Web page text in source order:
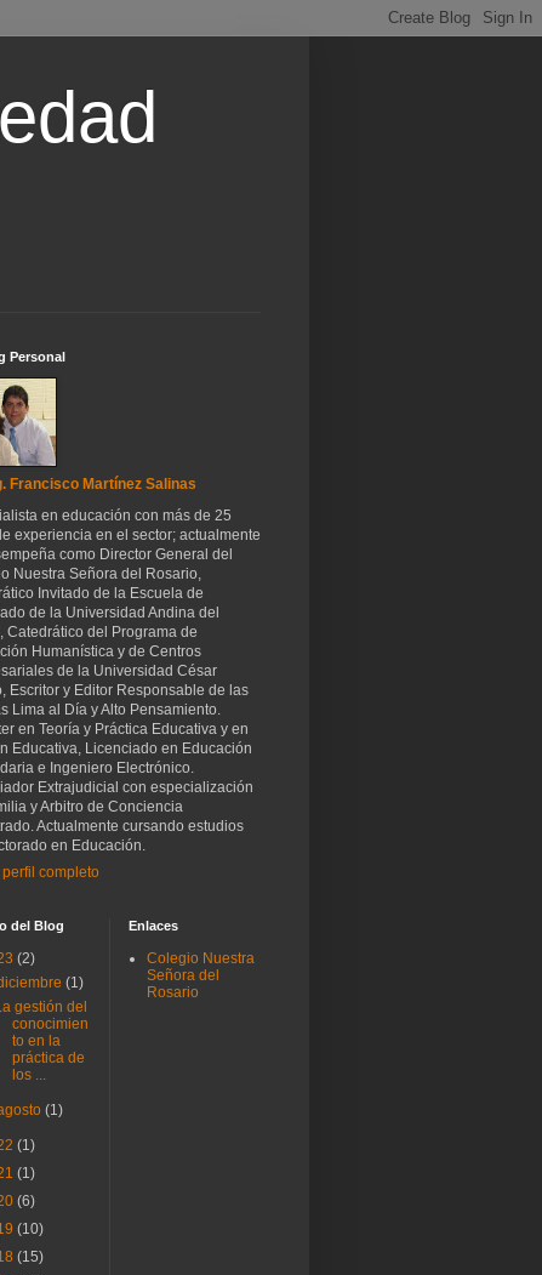
Personal
Francisco Martínez Salinas
en educación con más de 25
experiencia en el sector; actualmente
como Director General del
Nuestra Señora del Rosario,
Invitado de la Escuela de
de la Universidad Andina del
Catedrático del Programa de
Humanística y de Centros
de la Universidad César
Escritor y Editor Responsable de las
Lima al Día y Alto Pensamiento.
en Teoría y Práctica Educativa y en
Educativa, Licenciado en Educación
e Ingeniero Electrónico.
Extrajudicial con especialización
y Arbitro de Conciencia
Actualmente cursando estudios
en Educación.
perfil completo
del Blog
(2)
(1)
gestión del
conocimien
to en la
práctica de
los ...
(1)
(1)
(1)
(6)
(10)
(15)
Enlaces
Colegio Nuestra
Señora del
Rosario